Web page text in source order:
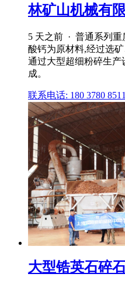
林矿山机械有
5 天之前 · 普通系列
酸钙为原材料,经过选
通过大型超细粉碎生
成。
联系电话: 180 3780 8511
大型锆英石碎